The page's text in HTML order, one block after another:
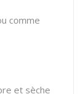
comme
et sèche